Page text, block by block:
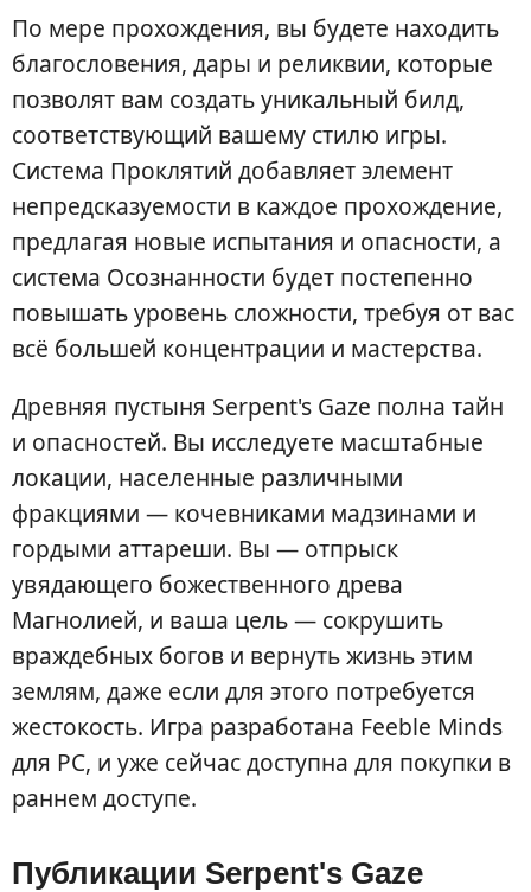
По мере прохождения, вы будете находить
благословения, дары и реликвии, которые
позволят вам создать уникальный билд,
соответствующий вашему стилю игры.
Система Проклятий добавляет элемент
непредсказуемости в каждое прохождение,
предлагая новые испытания и опасности, а
система Осознанности будет постепенно
повышать уровень сложности, требуя от вас
всё большей концентрации и мастерства.
Древняя пустыня Serpent's Gaze полна тайн
и опасностей. Вы исследуете масштабные
локации, населенные различными
фракциями — кочевниками мадзинами и
гордыми аттареши. Вы — отпрыск
увядающего божественного древа
Магнолией, и ваша цель — сокрушить
враждебных богов и вернуть жизнь этим
землям, даже если для этого потребуется
жестокость. Игра разработана Feeble Minds
для PC, и уже сейчас доступна для покупки в
раннем доступе.
Публикации Serpent's Gaze